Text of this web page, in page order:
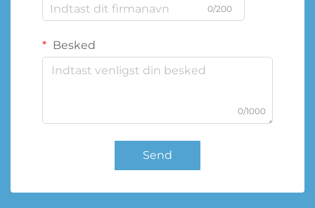
0/200
Besked
0/1000
Send